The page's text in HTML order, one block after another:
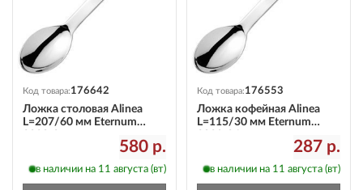
Код товара:176642
Ложка столовая Alinea
L=207/60 мм Eternum
580 р.
в наличии на 11 августа (вт)
Код товара:176553
Ложка кофейная Alinea
L=115/30 мм Eternum
287 р.
в наличии на 11 августа (вт)